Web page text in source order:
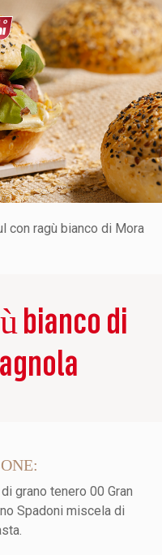
con ragù bianco di Mora
bianco di
grano tenero 00 Gran
Spadoni miscela di